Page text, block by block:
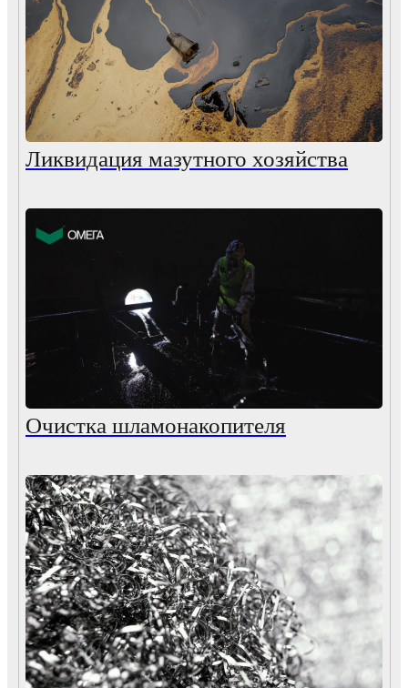
Ликвидация мазутного хозяйства
Очистка шламонакопителя